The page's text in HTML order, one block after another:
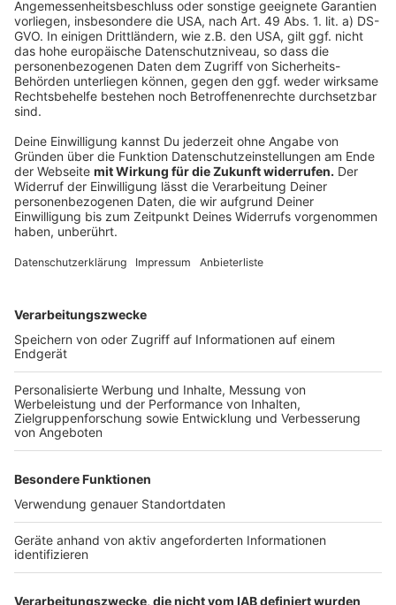
Empfehlungen für die Hygienemaßnahmen für die
Mannschaften. So sollen nicht nur Spieler, Trainer und
Betreuer auf Covid-19 regelmäßig getestet werden,
sondern auch die Familienmitglieder. Mannschaften
und ihre Familien sollen bis zum Ende der Spielzeit (im
Juli 2020) sich von der Außenwelt stark abschotten,
damit es zu keinen Ansteckungen kommt.
Anzeige
Weiterhin gibt es auch Empfehlungen für „das
gegeben. Diese sollte sofort isoliert werden, die
werden. Zudem: „Beruhigung und Aufklärung des
Teams über den Sachverhalt (keine Panik,
strategische Ausrichtung des Teams, Kontrolle der
Die Vereine sollen positive Fälle nicht automatisch der
Presse melden, „da Krankheitsverifizierung sowie die
Übertragungswege im Vordergrund stehen“. Die Clubs
sollen zudem „frühzeitig für einen ausreichend großen
Kader im Saisonfinale sorgen“.
Autor: Joachim Schultheis (mit dpa)